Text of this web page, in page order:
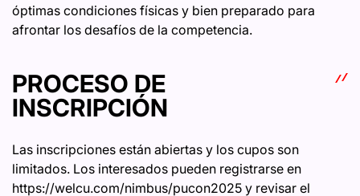
óptimas condiciones físicas y bien preparado para
afrontar los desafíos de la competencia.
PROCESO DE
INSCRIPCIÓN
Las inscripciones están abiertas y los cupos son
limitados. Los interesados pueden registrarse en
https://welcu.com/nimbus/pucon2025 y revisar el